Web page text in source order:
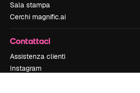
Sala stampa
Cerchi magnific.ai
Contattaci
Assistenza clienti
Instagram